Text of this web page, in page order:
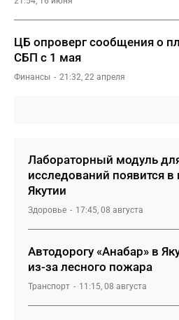
ЦБ опроверг сообщения о
СБП с 1 мая
Финансы 21:32, 22 апреля
Лабораторный модуль
исследований появится в
Якутии
Здоровье 17:45, 08 августа
Автодорогу «Анабар» в
из-за лесного пожара
Транспорт 11:15, 08 августа